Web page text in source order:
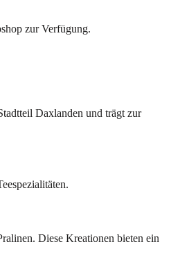
zur Verfügung.
Daxlanden und trägt zur
Diese Kreationen bieten ein